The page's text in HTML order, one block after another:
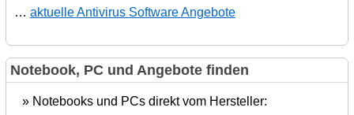
… aktuelle Antivirus Software Angebote
Notebook, PC und Angebote finden
» Notebooks und PCs direkt vom Hersteller: